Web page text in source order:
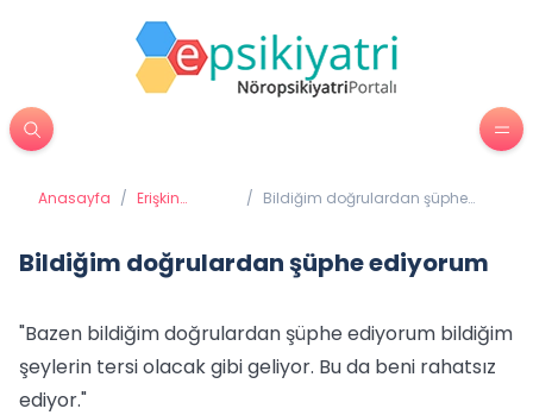
Anasayfa / Erişkin
/ Bildiğim doğrulardan şüphe
Bildiğim doğrulardan şüphe ediyorum
"Bazen bildiğim doğrulardan şüphe ediyorum bildiğim
şeylerin tersi olacak gibi geliyor. Bu da beni rahatsız
ediyor."